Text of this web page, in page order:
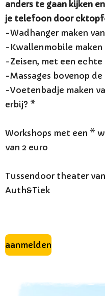
anders te gaan kijken
je telefoon door
-Wadhanger maken
-Kwallenmobile
-Zeisen, met een
-Massages bovenop
-Voetenbadje maken
erbij? *
Workshops met een *
van 2 euro
Tussendoor theater
Auth&Tiek
aanmelden